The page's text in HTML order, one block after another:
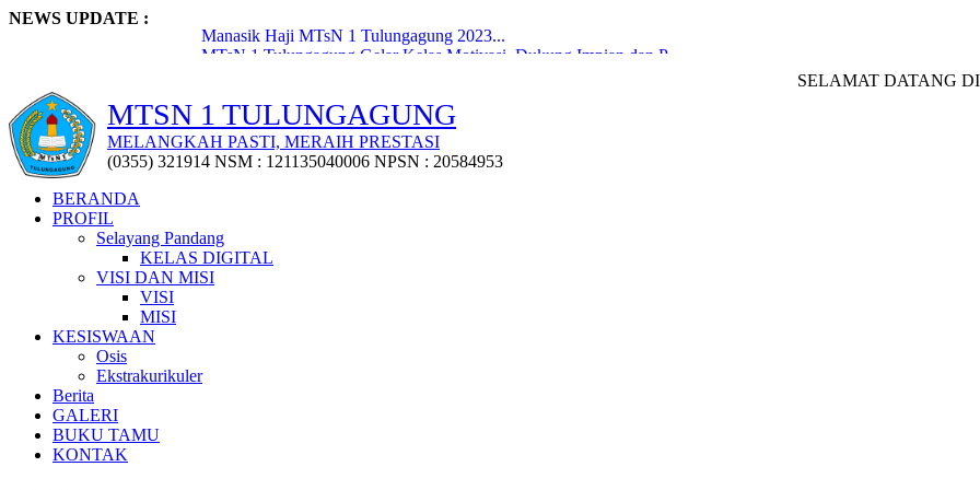
NEWS UPDATE :
Manasik Haji MTsN 1 Tulungagung 2023...
MTsN 1 Tulungagung Gelar Kelas Motivasi, Dukung Impian dan P...
Penyerahan Puluhan Trofi Kejuaraan Class Meeting Osatusaka...
Workshop Penyusunan Media Ajar Berbasis Digital...
MTsN 1 Tulungagung Raih Penghargaan MURI dari Gerakan Lieras...
Pisah Sambut Kepala Madrasah dan KTU MTsN 1 Tulungagung...
SELAMAT DATANG DI WEBSITE MTsN 1
MTSN 1 TULUNGAGUNG
MELANGKAH PASTI, MERAIH PRESTASI
(0355) 321914 NSM : 121135040006 NPSN : 20584953
BERANDA
PROFIL
Selayang Pandang
KELAS DIGITAL
VISI DAN MISI
VISI
MISI
KESISWAAN
Osis
Ekstrakurikuler
Berita
GALERI
BUKU TAMU
KONTAK